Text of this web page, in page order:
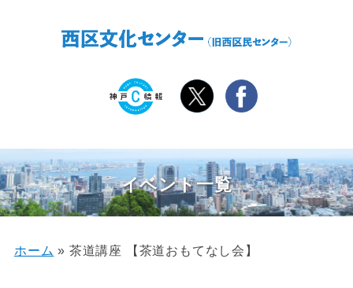
イベント一覧
ホーム » 茶道講座 【茶道おもてなし会】